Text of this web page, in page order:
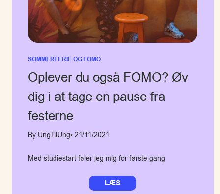
SOMMERFERIE OG FOMO
Oplever du også FOMO? Øv
dig i at tage en pause fra
festerne
By UngTilUng• 21/11/2021
Med studiestart føler jeg mig for første gang
LÆS